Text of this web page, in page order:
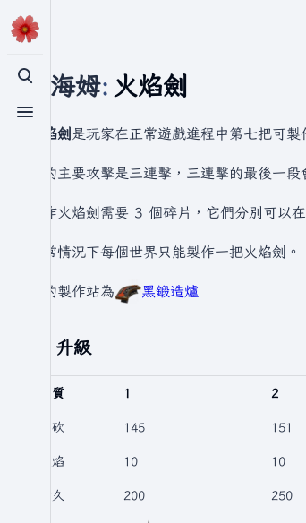
切換搜尋
切換選單
瓦爾海姆: 火焰劍
火焰劍 是玩家在正常遊戲進程中第七把可製
它的主要攻擊是三連擊，三連擊的最後一
製作火焰劍需要 3 個碎片，它們分別可以
正常情況下每個世界只能製作一把火焰劍。
它的製作站為 黑鍛造爐
升級
品質 1 2
劈砍 145 151
火焰 10 10
耐久 200 250